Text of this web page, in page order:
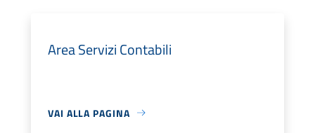
Area Servizi Contabili
VAI ALLA PAGINA